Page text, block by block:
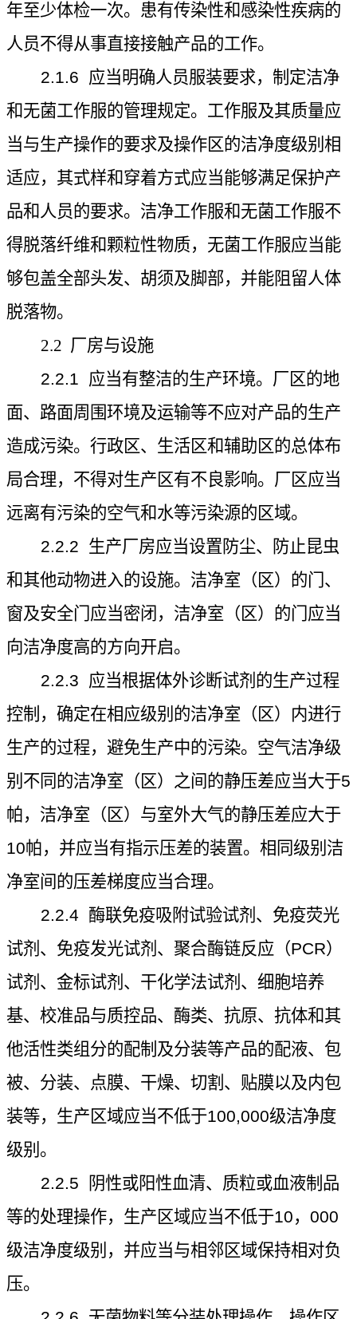
年至少体检一次。患有传染性和感染性疾病的
人员不得从事直接接触产品的工作。
2.1.6 应当明确人员服装要求，制定洁净
和无菌工作服的管理规定。工作服及其质量应
当与生产操作的要求及操作区的洁净度级别相
适应，其式样和穿着方式应当能够满足保护产
品和人员的要求。洁净工作服和无菌工作服不
得脱落纤维和颗粒性物质，无菌工作服应当能
够包盖全部头发、胡须及脚部，并能阻留人体
脱落物。
2.2 厂房与设施
2.2.1 应当有整洁的生产环境。厂区的地
面、路面周围环境及运输等不应对产品的生产
造成污染。行政区、生活区和辅助区的总体布
局合理，不得对生产区有不良影响。厂区应当
远离有污染的空气和水等污染源的区域。
2.2.2 生产厂房应当设置防尘、防止昆虫
和其他动物进入的设施。洁净室（区）的门、
窗及安全门应当密闭，洁净室（区）的门应当
向洁净度高的方向开启。
2.2.3 应当根据体外诊断试剂的生产过程
控制，确定在相应级别的洁净室（区）内进行
生产的过程，避免生产中的污染。空气洁净级
别不同的洁净室（区）之间的静压差应当大于5
帕，洁净室（区）与室外大气的静压差应大于
10帕，并应当有指示压差的装置。相同级别洁
净室间的压差梯度应当合理。
2.2.4 酶联免疫吸附试验试剂、免疫荧光
试剂、免疫发光试剂、聚合酶链反应（PCR）
试剂、金标试剂、干化学法试剂、细胞培养
基、校准品与质控品、酶类、抗原、抗体和其
他活性类组分的配制及分装等产品的配液、包
被、分装、点膜、干燥、切割、贴膜以及内包
装等，生产区域应当不低于100,000级洁净度
级别。
2.2.5
阴性或阳性血清、质粒或血液制品
等的处理操作，生产区域应当不低于10， 000
级洁净度级别，并应当与相邻区域保持相对负
压。